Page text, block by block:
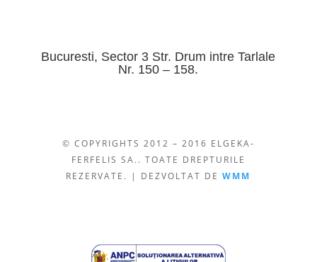
Bucuresti, Sector 3 Str. Drum intre Tarlale
Nr. 150 – 158.
© COPYRIGHTS 2012 – 2016 ELGEKA-
FERFELIS SA.. TOATE DREPTURILE
REZERVATE. | DEZVOLTAT DEWMM